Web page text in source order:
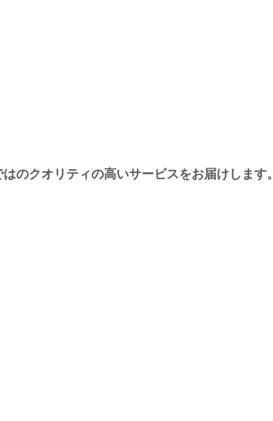
のクオリティの高いサービスをお届けします。